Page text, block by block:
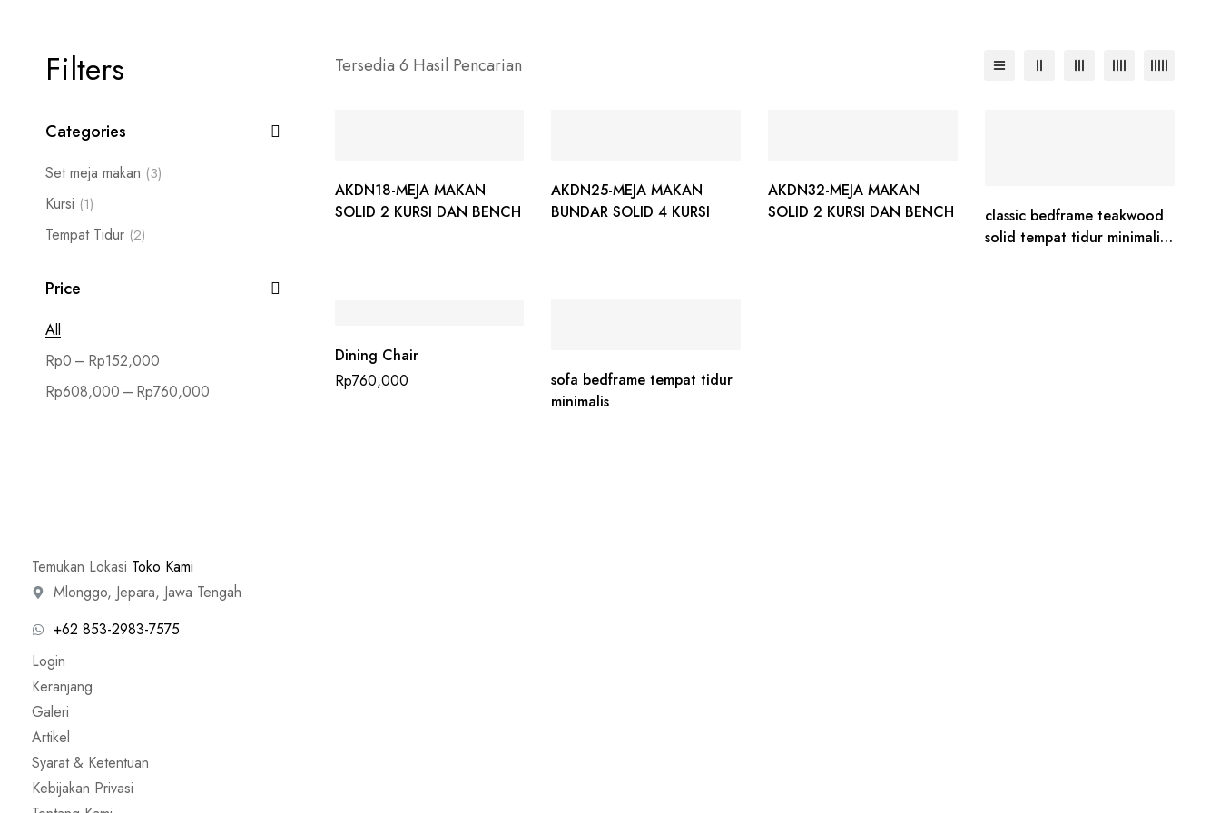
Filters
Categories
Set meja makan (3)
Kursi (1)
Tempat Tidur (2)
Price
All
Rp0 – Rp152,000
Rp608,000 – Rp760,000
Tersedia 6 Hasil Pencarian
AKDN18-MEJA MAKAN
SOLID 2 KURSI DAN BENCH
AKDN25-MEJA MAKAN
BUNDAR SOLID 4 KURSI
AKDN32-MEJA MAKAN
SOLID 2 KURSI DAN BENCH
classic bedframe teakwood
solid tempat tidur minimalist
Dining Chair
Rp760,000
sofa bedframe tempat tidur
minimalis
Temukan Lokasi Toko Kami
Mlonggo, Jepara, Jawa Tengah
+62 853-2983-7575
Login
Keranjang
Galeri
Artikel
Syarat & Ketentuan
Kebijakan Privasi